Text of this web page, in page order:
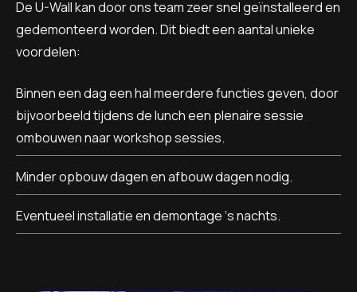
De U-Wall kan door ons team zeer snel geïnstalleerd en
gedemonteerd worden. Dit biedt een aantal unieke
voordelen:
Binnen een dag een hal meerdere functies geven, door
bijvoorbeeld tijdens de lunch een plenaire sessie
ombouwen naar workshop sessies.
Minder opbouw dagen en afbouw dagen nodig.
Eventueel installatie en demontage ‘s nachts.